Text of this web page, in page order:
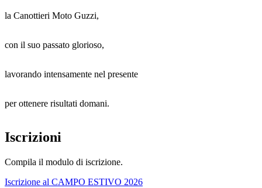
la Canottieri Moto Guzzi,
con il suo passato glorioso,
lavorando intensamente nel presente
per ottenere risultati domani.
Iscrizioni
Compila il modulo di iscrizione.
Iscrizione al CAMPO ESTIVO 2026